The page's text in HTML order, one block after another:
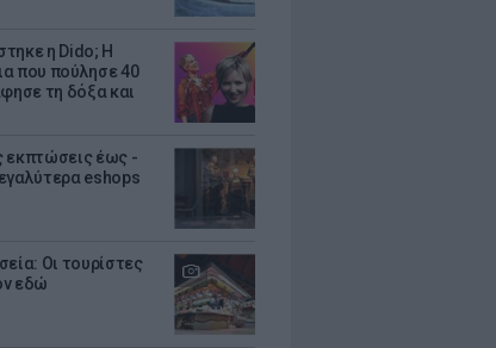
η Dido; Η
που πούλησε 40
τη δόξα και
εκπτώσεις έως -
eshops
Οι τουρίστες
εδώ